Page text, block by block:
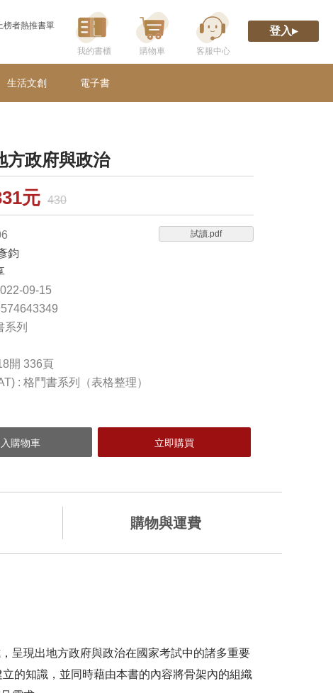
榜者熱推書單
登入▸
生活文創 電子書
方政府與政治
元 430
鈞
09-15
系列
開 336頁
: 格鬥書系列（表格整理）
試讀.pdf
購物與運費
現出地方政府與政治在國家考試中的諸多重要
的知識，並同時藉由本書的內容將骨架內的組織